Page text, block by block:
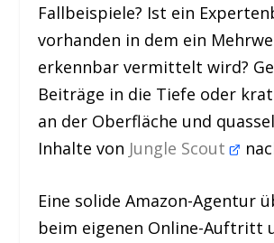
Fallbeispiele? Ist ein
vorhanden in dem ein
erkennbar vermittelt wird?
Beiträge in die Tiefe oder
an der Oberfläche und
Inhalte von Jungle Scout
Eine solide Amazon-Agentur
beim eigenen Online-Auftritt